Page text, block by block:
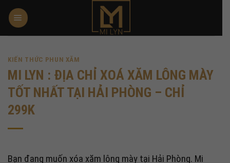
Skip
content
KIẾN THỨC PHUN XĂM
MI LYN : ĐỊA CHỈ XOÁ XĂM LÔNG MÀY
TỐT NHẤT TẠI HẢI PHÒNG – CHỈ
299K
Bạn đang muốn xóa xăm lông mày tại Hải Phòng. Mi